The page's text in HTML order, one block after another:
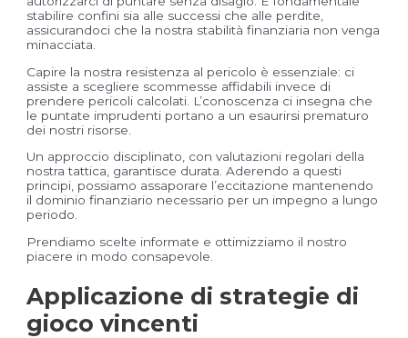
stabilire confini sia alle successi che alle perdite,
assicurandoci che la nostra stabilità finanziaria non venga
minacciata.
Capire la nostra resistenza al pericolo è essenziale: ci
assiste a scegliere scommesse affidabili invece di
prendere pericoli calcolati. L’conoscenza ci insegna che
le puntate imprudenti portano a un esaurirsi prematuro
dei nostri risorse.
Un approccio disciplinato, con valutazioni regolari della
nostra tattica, garantisce durata. Aderendo a questi
principi, possiamo assaporare l’eccitazione mantenendo
il dominio finanziario necessario per un impegno a lungo
periodo.
Prendiamo scelte informate e ottimizziamo il nostro
piacere in modo consapevole.
Applicazione di strategie di
gioco vincenti